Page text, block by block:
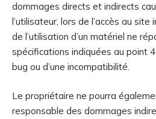
dommages directs et indirects
l’utilisateur, lors de l’accès au
de l’utilisation d’un matériel ne
spécifications indiquées au point
bug ou d’une incompatibilité.
Le propriétaire ne pourra
responsable des dommages